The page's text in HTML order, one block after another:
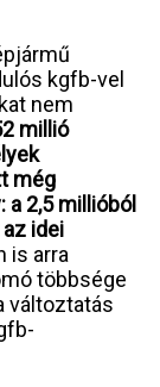
kgfb-vel
nem
millió
még
a 2,5 millióból
idei
is arra
többsége
változtatás